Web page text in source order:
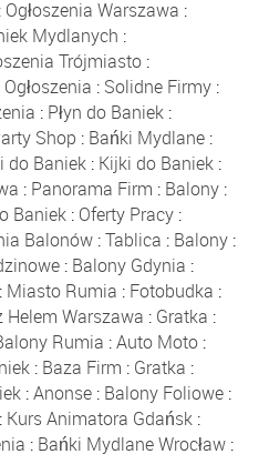
: Ogłoszenia Warszawa :
Mydlanych :
Trójmiasto :
Ogłoszenia : Solidne Firmy :
: Płyn do Baniek:
Shop : Bańki Mydlane :
do Baniek : Kijki do Baniek :
: Panorama Firm : Balony :
Baniek: Oferty Pracy:
Balonów:Tablica : Balony:
: Balony Gdynia :
: Miasto Rumia : Fotobudka :
Helem Warszawa : Gratka :
Rumia :Auto Moto :
: Baza Firm : Gratka :
:Anonse : Balony Foliowe :
: Kurs Animatora Gdańsk :
: Bańki Mydlane Wrocław: